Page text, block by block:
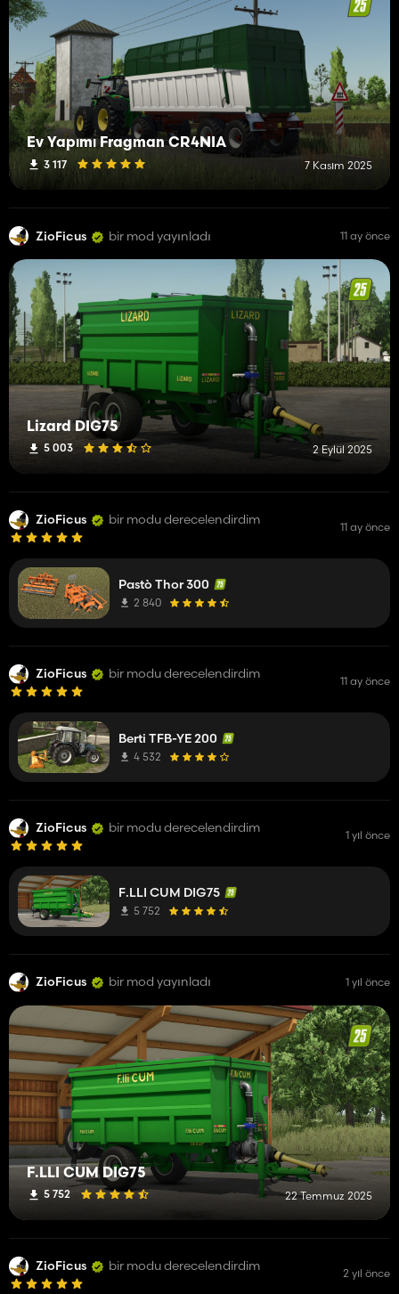
Ev Yapımı Fragman CR4NIA
3 117 7 Kasım 2025
ZioFicus bir mod yayınladı 11 ay önce
Lizard DIG75
5 003 2 Eylül 2025
ZioFicus bir modu derecelendirdim 11 ay önce
Pastò Thor 300
2 840
ZioFicus bir modu derecelendirdim 11 ay önce
Berti TFB-YE 200
4 532
ZioFicus bir modu derecelendirdim 1 yıl önce
F.LLI CUM DIG75
5 752
ZioFicus bir mod yayınladı 1 yıl önce
F.LLI CUM DIG75
5 752 22 Temmuz 2025
ZioFicus bir modu derecelendirdim 2 yıl önce